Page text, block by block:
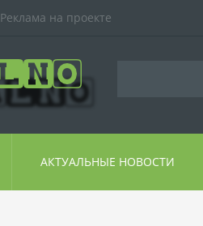
Реклама на проекте
АКТУАЛЬНЫЕ НОВОСТИ